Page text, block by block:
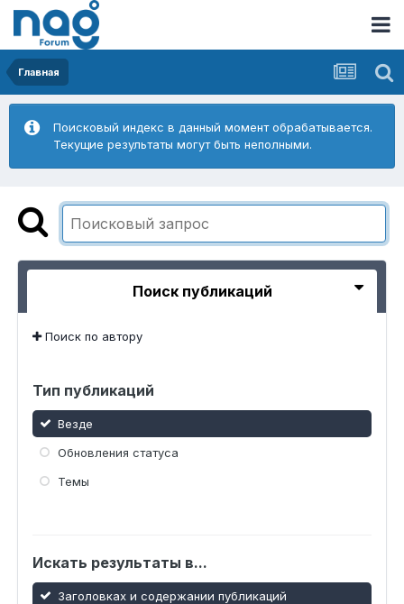
Главная
Поисковый индекс в данный момент обрабатывается.
Текущие результаты могут быть неполными.
Поиск публикаций
Поиск по автору
Тип публикаций
Везде
Обновления статуса
Темы
Искать результаты в...
Заголовках и содержании публикаций